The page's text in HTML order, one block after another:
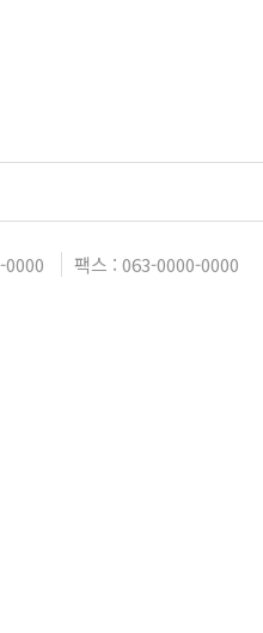
0000
팩스 : 063-0000-0000